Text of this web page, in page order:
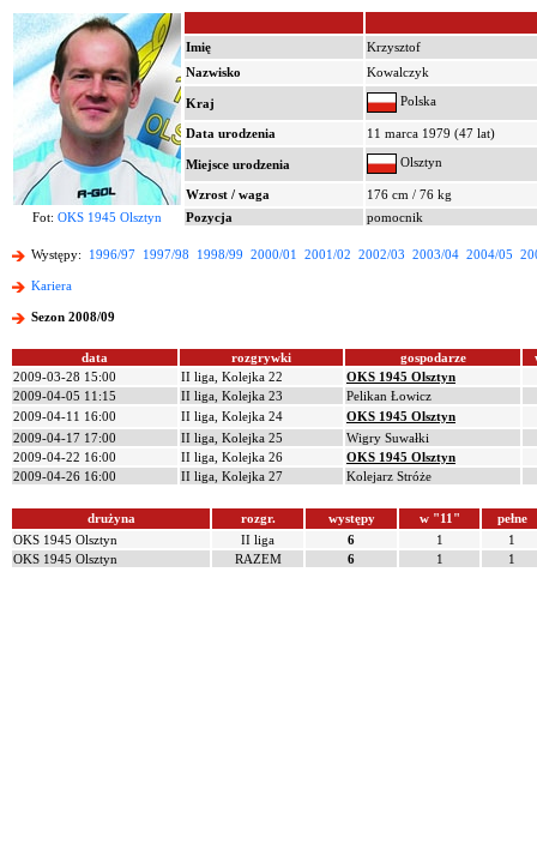
Imię
Krzysztof
Nazwisko
Kowalczyk
Kraj Polska
Data urodzenia 11 marca 1979 (47 lat)
Miejsce urodzenia Olsztyn
Wzrost / waga
176 cm / 76 kg
Fot: OKS 1945 Olsztyn Pozycja pomocnik
Występy: 1996/97 1997/98 1998/99 2000/01 2001/02 2002/03 2003/04 2004/05
Kariera
Sezon 2008/09
data rozgrywki gospodarze
2009-03-28 15:00
II liga, Kolejka 22
OKS 1945 Olsztyn
2009-04-05 11:15
II liga, Kolejka 23
Pelikan Łowicz
2009-04-11 16:00
II liga, Kolejka 24
OKS 1945 Olsztyn
2009-04-17 17:00
II liga, Kolejka 25
Wigry Suwałki
2009-04-22 16:00
II liga, Kolejka 26
OKS 1945 Olsztyn
2009-04-26 16:00
II liga, Kolejka 27 Kolejarz Stróże
drużyna rozgr. występy w "11"
pełne
OKS 1945 Olsztyn
II liga 6 1
1
OKS 1945 Olsztyn
RAZEM 6 1 1